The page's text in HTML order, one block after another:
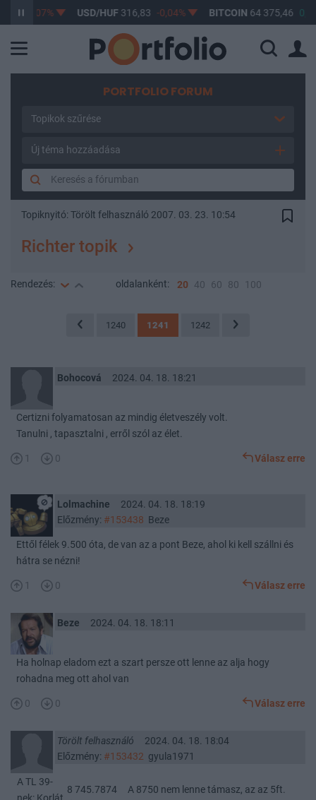
-0,07% USD/HUF316,83 -0,04% BITCOIN64 375,46 0,17%
PORTFOLIO FORUM
Topikok szűrése
Új téma hozzáadása
Topiknyitó: Törölt felhasználó 2007. 03. 23. 10:54
Richter topik
Rendezés: oldalanként: 20 40 60 80 100
1240 1241 1242
Bohocová 2024. 04. 18. 18:21
Certizni folyamatosan az mindig életveszély volt.
Tanulni , tapasztalni , erről szól az élet.
1 0 Válasz erre
Lolmachine
2024. 04. 18. 18:19
Előzmény: #153438 Beze
Ettől félek 9.500 óta, de van az a pont Beze, ahol ki kell szállni és
hátra se nézni!
1 0 Válasz erre
Beze 2024. 04. 18. 18:11
Ha holnap eladom ezt a szart persze ott lenne az alja hogy
rohadna meg ott ahol van
0 0 Válasz erre
Törölt felhasználó
2024. 04. 18. 18:04
Előzmény: #153432 gyula1971
A TL 39-
8 745.7874 A 8750 nem lenne támasz, az az 5ft.